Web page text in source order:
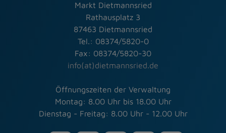
Markt Dietmannsried
Rathausplatz 3
87463 Dietmannsried
Tel.: 08374/5820-0
Fax: 08374/5820-30
info(at)dietmannsried.de
Öffnungszeiten der Verwaltung
Montag: 8.00 Uhr bis 18.00 Uhr
Dienstag - Freitag: 8.00 Uhr - 12.00 Uhr